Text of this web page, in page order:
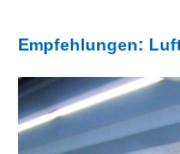
Empfehlungen: